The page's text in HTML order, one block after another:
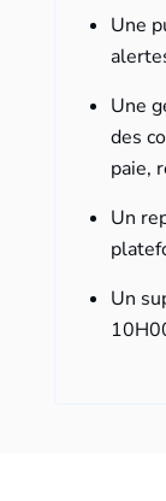
Une
Une
des
paie,
Un
Un